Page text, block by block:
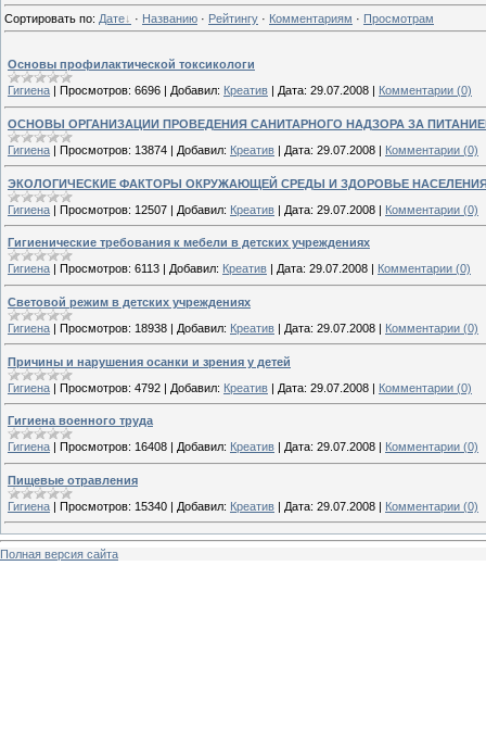
Сортировать по: Дате · Названию · Рейтингу · Комментариям · Просмотрам
Основы профилактической токсикологи
Гигиена
Просмотров: 6696 Добавил: Креатив Дата: 29.07.2008 Комментарии (0)
ОСНОВЫ ОРГАНИЗАЦИИ ПРОВЕДЕНИЯ САНИТАРНОГО НАДЗОРА ЗА
Гигиена | Просмотров: 13874 | Добавил: Креатив | Дата: 29.07.2008 | Комментарии (0)
ЭКОЛОГИЧЕСКИЕ ФАКТОРЫ ОКРУЖАЮЩЕЙ СРЕДЫ И ЗДОРОВЬЕ
Гигиена | Просмотров: 12507 | Добавил: Креатив | Дата: 29.07.2008 | Комментарии (0)
Гигиенические требования к мебели в детских учреждениях
Гигиена
Просмотров: 6113 Добавил: Креатив Дата: 29.07.2008 Комментарии (0)
Световой режим в детских учреждениях
Гигиена | Просмотров: 18938 | Добавил: Креатив | Дата: 29.07.2008 | Комментарии (0)
Причины и нарушения осанки и зрения у детей
Гигиена | Просмотров: 4792 | Добавил: Креатив | Дата: 29.07.2008 | Комментарии (0)
Гигиена военного труда
Гигиена
Просмотров: 16408 Добавил: Креатив Дата: 29.07.2008 Комментарии (0)
Пищевые отравления
Гигиена | Просмотров: 15340 | Добавил: Креатив | Дата: 29.07.2008 | Комментарии (0)
Полная версия сайта